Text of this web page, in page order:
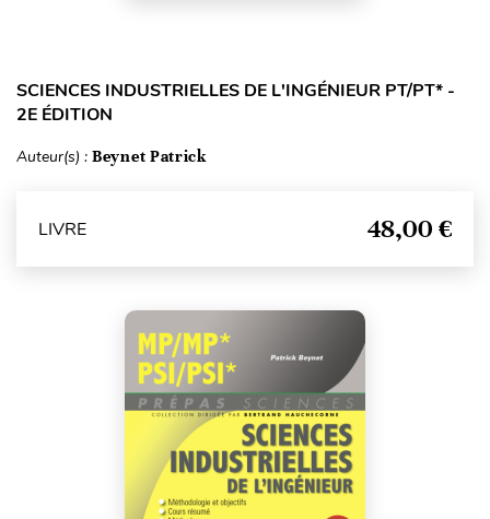
SCIENCES INDUSTRIELLES DE L'INGÉNIEUR PT/PT* -
2E ÉDITION
Auteur(s) : Beynet Patrick
LIVRE 48,00 €